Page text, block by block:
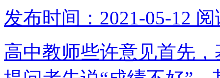
发布时间：2021-05-12 阅
高中教师些许意见首先